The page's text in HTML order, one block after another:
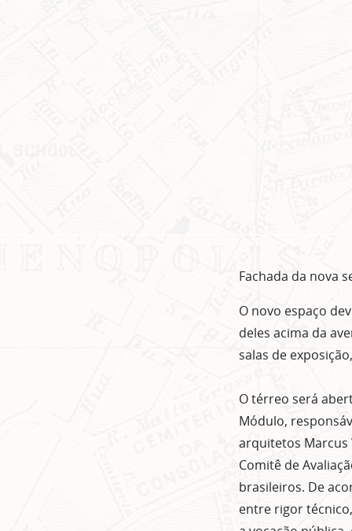
Fachada da nova
O novo espaço
deles acima da
salas de
O térreo será
Módulo,
arquitetos Marcus
Comitê de
brasileiros. De
entre rigor